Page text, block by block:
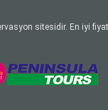
sitesidir. En iyi